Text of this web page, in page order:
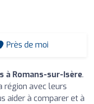
Près de moi
à Romans-sur-Isère.
région avec leurs
aider à comparer et à